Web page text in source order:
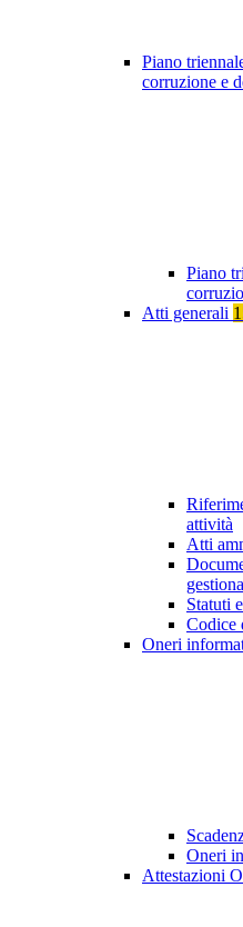
Piano
corruzione e
Piano
Atti generali
attività
Atti
Statuti
Codice
Oneri
Oneri
Attestazioni